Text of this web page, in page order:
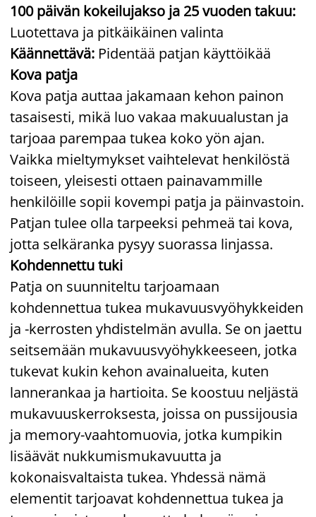
100 päivän kokeilujakso ja 25 vuoden takuu:
Luotettava ja pitkäikäinen valinta
Käännettävä: Pidentää patjan käyttöikää
Kova patja
Kova patja auttaa jakamaan kehon painon
tasaisesti, mikä luo vakaa makuualustan ja
tarjoaa parempaa tukea koko yön ajan.
Vaikka mieltymykset vaihtelevat henkilöstä
toiseen, yleisesti ottaen painavammille
henkilöille sopii kovempi patja ja päinvastoin.
Patjan tulee olla tarpeeksi pehmeä tai kova,
jotta selkäranka pysyy suorassa linjassa.
Kohdennettu tuki
Patja on suunniteltu tarjoamaan
kohdennettua tukea mukavuusvyöhykkeiden
ja -kerrosten yhdistelmän avulla. Se on jaettu
seitsemään mukavuusvyöhykkeeseen, jotka
tukevat kukin kehon avainalueita, kuten
lannerankaa ja hartioita. Se koostuu neljästä
mukavuuskerroksesta, joissa on pussijousia
ja memory-vaahtomuovia, jotka kumpikin
lisäävät nukkumismukavuutta ja
kokonaisvaltaista tukea. Yhdessä nämä
elementit tarjoavat kohdennettua tukea ja